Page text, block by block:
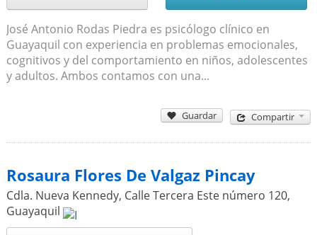
José Antonio Rodas Piedra es psicólogo clínico en
Guayaquil con experiencia en problemas emocionales,
cognitivos y del comportamiento en niños, adolescentes
y adultos. Ambos contamos con una...
Guardar Compartir
Rosaura Flores De Valgaz Pincay
Cdla. Nueva Kennedy, Calle Tercera Este número 120,
Guayaquil